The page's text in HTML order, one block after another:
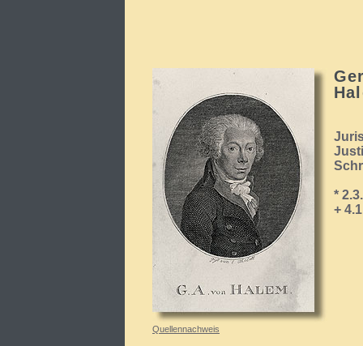
Quellennachweis
*
+